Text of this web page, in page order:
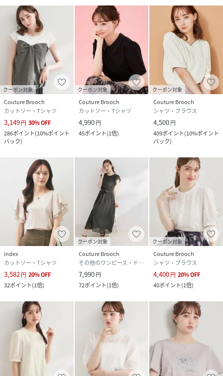
クーポン対象
Couture Brooch
カットソー・Tシャツ
3,149円 30%OFF
286ポイント(10%ポイント
バック)
クーポン対象
Couture Brooch
カットソー・Tシャツ
4,990円
45ポイント(1倍)
クーポン対象
Couture Brooch
シャツ・ブラウス
4,500円
409ポイント(10%ポイント
バック)
index
カットソー・Tシャツ
3,582 円 20%OFF
32ポイント(1倍)
クーポン対象
Couture Brooch
その他のワンピース・ドレス
7,990円
72ポイント(1倍)
クーポン対象
Couture Brooch
シャツ・ブラウス
4,400円 20%OFF
40ポイント(1倍)